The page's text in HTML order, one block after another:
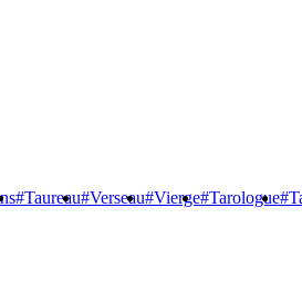
#Taureau#Verseau#Vierge#Tarologue